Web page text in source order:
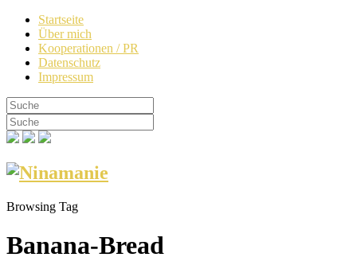
Startseite
Über mich
Kooperationen / PR
Datenschutz
Impressum
Browsing Tag
Banana-Bread